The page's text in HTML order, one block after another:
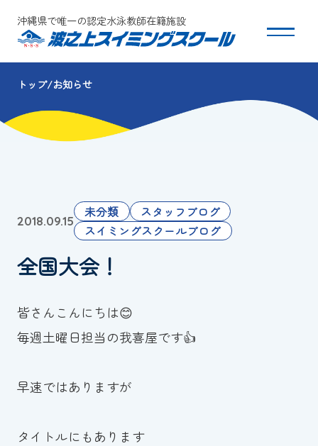
沖縄県で唯一の認定水泳教師在籍施設
スクールについて
コース・クラス紹介
団体会員募集
保護者の方へ
採用情報
お知らせ
カレンダー
トップ お知らせ
2018.09.15
未分類
スタッフブログ
スイミングスクールブログ
全国大会！
皆さんこんにちは😊
毎週土曜日担当の我喜屋です👍
早速ではありますが
タイトルにもあります